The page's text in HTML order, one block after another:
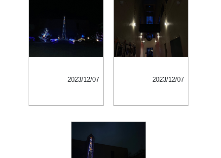
2023/12/07 2023/12/07